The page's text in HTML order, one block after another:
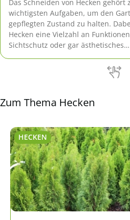
Das Schneiden von Hecken gehört
wichtigsten Aufgaben, um den
gepflegten Zustand zu halten.
Hecken eine Vielzahl an
Sichtschutz oder gar ästhetisches
Zeitpunkt zum Schneiden? Welche
eignen sich am besten und wie
Zum Thema Hecken
HECKEN